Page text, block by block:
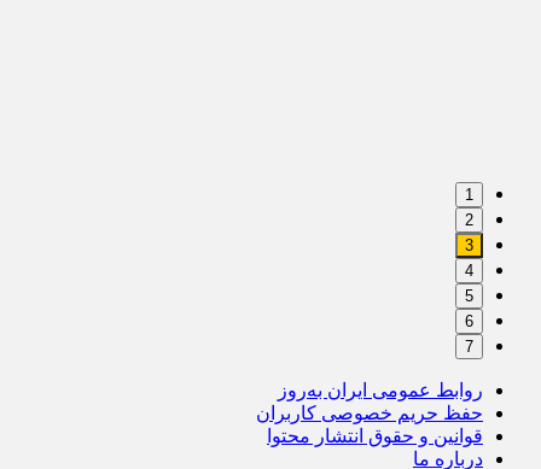
1
2
3
4
5
6
7
روابط عمومی ایران به‌روز
حفظ حریم خصوصی کاربران
قوانین و حقوق انتشار محتوا
درباره ما